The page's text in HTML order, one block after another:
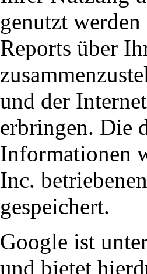
genutzt
Reports über
und der
erbringen. Die
Informationen
Inc.
gespeichert.
Google ist
und bietet